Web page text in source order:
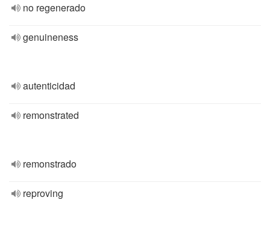
no regenerado
genuineness
autenticidad
remonstrated
remonstrado
reproving